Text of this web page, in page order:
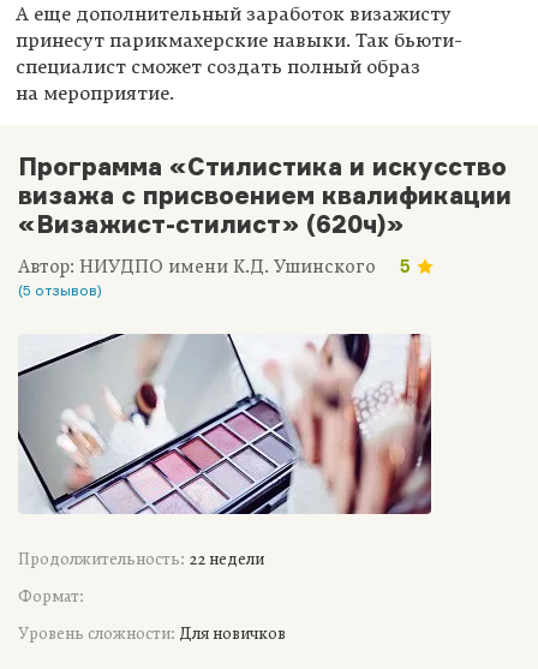
А еще дополнительный заработок визажисту
принесут парикмахерские навыки. Так бьюти-
специалист сможет создать полный образ
на мероприятие.
Программа «Стилистика и искусство
визажа с присвоением квалификации
«Визажист-стилист» (620ч)»
Автор: НИУДПО имени К.Д. Ушинского 5
(5 отзывов)
Продолжительность: 22 недели
Формат:
Уровень сложности: Для новичков